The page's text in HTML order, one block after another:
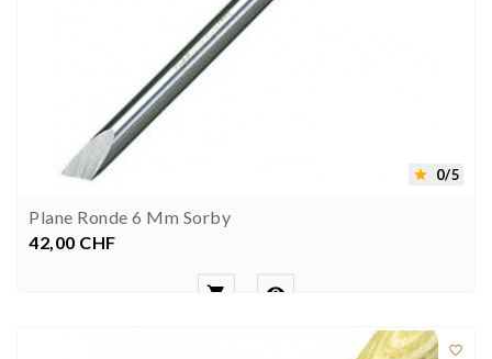
 0/5
Plane Ronde 6 Mm Sorby
Preis
42,00 CHF
 
